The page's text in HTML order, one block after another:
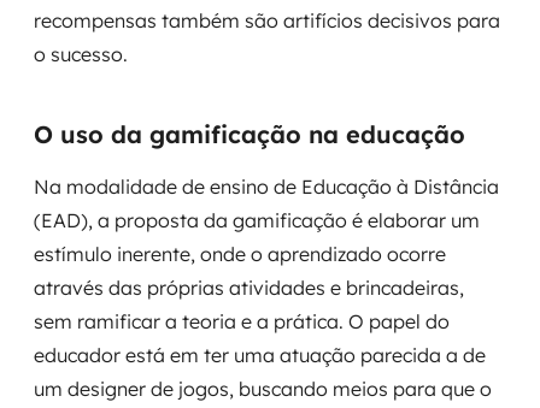
Migração para Cloud
UX / UI design
Sustentar operações com eficiência
Sustentação de aplicações
SRE / DevOps
Monitoramento 24x7
recompensas também são artifícios decisivos para
o sucesso.
O uso da gamificação na educação
Na modalidade de ensino de Educação à Distância
(EAD), a proposta da gamificação é elaborar um
estímulo inerente, onde o aprendizado ocorre
através das próprias atividades e brincadeiras,
sem ramificar a teoria e a prática. O papel do
educador está em ter uma atuação parecida a de
um designer de jogos, buscando meios para que o